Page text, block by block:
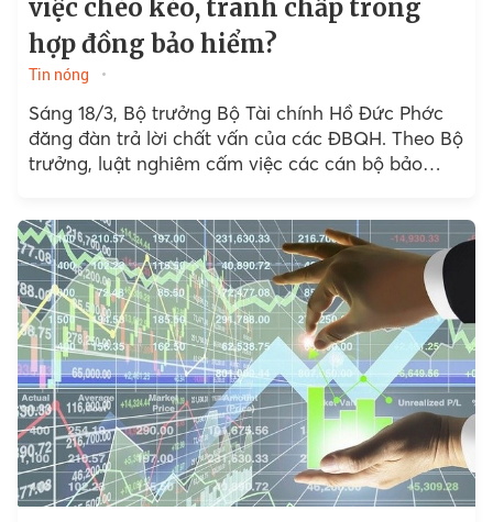
việc chèo kéo, tranh chấp trong
hợp đồng bảo hiểm?
Tin nóng
Sáng 18/3, Bộ trưởng Bộ Tài chính Hồ Đức Phớc
đăng đàn trả lời chất vấn của các ĐBQH. Theo Bộ
trưởng, luật nghiêm cấm việc các cán bộ bảo